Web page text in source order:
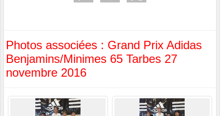
Photos associées : Grand Prix Adidas
Benjamins/Minimes 65 Tarbes 27
novembre 2016